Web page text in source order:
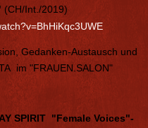
(CH/Int./2019)
Gedanken-Austausch und
im "FRAUEN.SALON"
SPIRIT "Female Voices"-